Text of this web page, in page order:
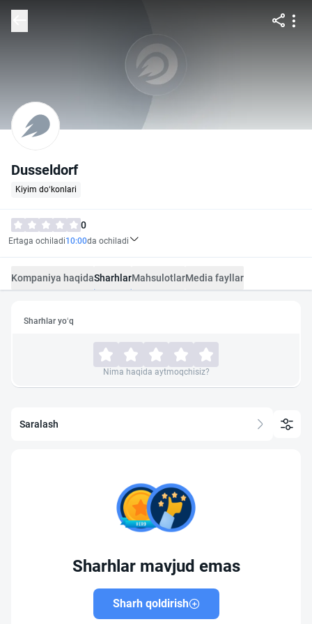
Dusseldorf
Kiyim do‘konlari
0
Ertaga ochiladi10:00da ochiladi
Kompaniya haqidaSharhlarMahsulotlarMedia fayllar
Sharhlar yo‘q
Nima haqida aytmoqchisiz?
Saralash
Sharhlar mavjud emas
Sharh qoldirish